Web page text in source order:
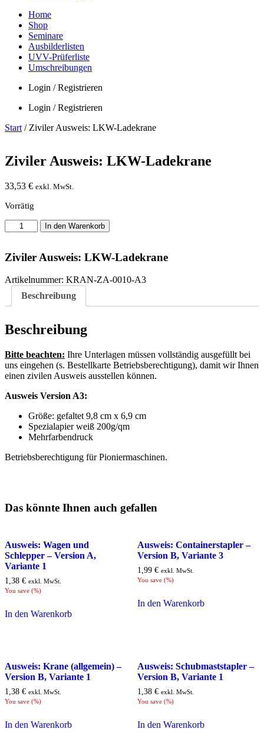
Home
Shop
Seminare
Ausbilderlisten
UVV-Prüferliste
Umschreibungen
Login / Registrieren
Login / Registrieren
Start / Ziviler Ausweis: LKW-Ladekrane
Ziviler Ausweis: LKW-Ladekrane
33,53 € exkl. MwSt.
Vorrätig
Ziviler
Ausweis:
Ladekrane
In den Warenkorb
Ziviler Ausweis: LKW-Ladekrane
Artikelnummer: KRAN-ZA-0010-A3
Beschreibung
Beschreibung
Bitte beachten: Ihre Unterlagen müssen vollständig ausgefüllt bei
uns eingehen (s. Bestellkarte Betriebsberechtigung), damit wir Ihnen
einen zivilen Ausweis ausstellen können.
Ausweis Version A3:
Größe: gefaltet 9,8 cm x 6,9 cm
Spezialapier weiß 200g/qm
Mehrfarbendruck
Betriebsberechtigung für Pioniermaschinen.
Das könnte Ihnen auch gefallen
Ausweis: Wagen und
Schlepper – Version A,
Variante 1
1,38 € exkl. MwSt.
You save (%)
In den Warenkorb
Ausweis: Containerstapler –
Version B, Variante 3
1,99 € exkl. MwSt.
You save (%)
In den Warenkorb
Ausweis: Krane (allgemein) –
Version B, Variante 1
1,38 € exkl. MwSt.
You save (%)
In den Warenkorb
Ausweis: Schubmaststapler –
Version B, Variante 1
1,38 € exkl. MwSt.
You save (%)
In den Warenkorb